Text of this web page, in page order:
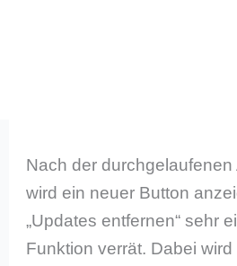
Nach der durchgelaufenen
wird ein neuer Button
„Updates entfernen“ sehr
Funktion verrät. Dabei